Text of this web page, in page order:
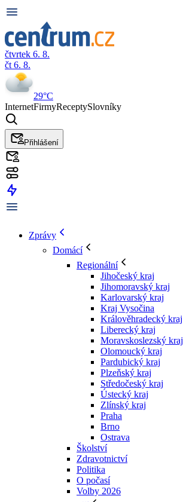
čtvrtek 6. 8.
čt 6. 8.
29°C
InternetFirmyReceptySlovníky
Přihlášení
Zprávy
Domácí
Regionální
Jihočeský kraj
Jihomoravský kraj
Karlovarský kraj
Kraj Vysočina
Králověhradecký kraj
Liberecký kraj
Moravskoslezský kraj
Olomoucký kraj
Pardubický kraj
Plzeňský kraj
Středočeský kraj
Ústecký kraj
Zlínský kraj
Praha
Brno
Ostrava
Školství
Zdravotnictví
Politika
O počasí
Volby 2026